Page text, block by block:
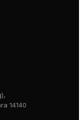
14140